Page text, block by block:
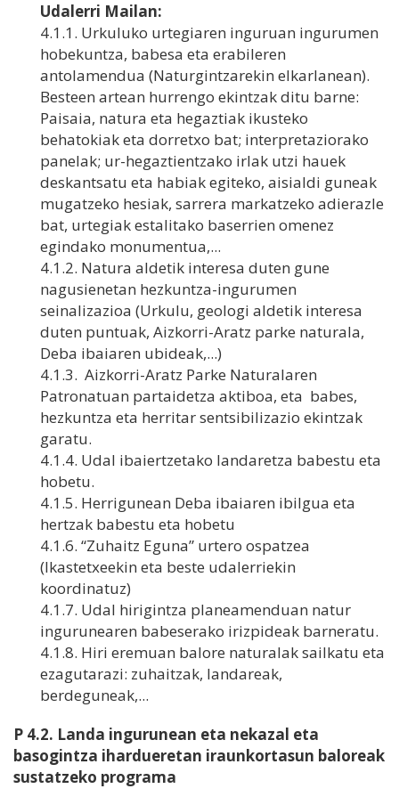
Udalerri Mailan:
4.1.1. Urkuluko urtegiaren inguruan ingurumen
hobekuntza, babesa eta erabileren
antolamendua (Naturgintzarekin elkarlanean).
Besteen artean hurrengo ekintzak ditu barne:
Paisaia, natura eta hegaztiak ikusteko
behatokiak eta dorretxo bat; interpretaziorako
panelak; ur-hegaztientzako irlak utzi hauek
deskantsatu eta habiak egiteko, aisialdi guneak
mugatzeko hesiak, sarrera markatzeko adierazle
bat, urtegiak estalitako baserrien omenez
egindako monumentua,...
4.1.2. Natura aldetik interesa duten gune
nagusienetan hezkuntza-ingurumen
seinalizazioa (Urkulu, geologi aldetik interesa
duten puntuak, Aizkorri-Aratz parke naturala,
Deba ibaiaren ubideak,...)
4.1.3. Aizkorri-Aratz Parke Naturalaren
Patronatuan partaidetza aktiboa, eta babes,
hezkuntza eta herritar sentsibilizazio ekintzak
garatu.
4.1.4. Udal ibaiertzetako landaretza babestu eta
hobetu.
4.1.5. Herrigunean Deba ibaiaren ibilgua eta
hertzak babestu eta hobetu
4.1.6. “Zuhaitz Eguna” urtero ospatzea
(Ikastetxeekin eta beste udalerriekin
koordinatuz)
4.1.7. Udal hirigintza planeamenduan natur
ingurunearen babeserako irizpideak barneratu.
4.1.8. Hiri eremuan balore naturalak sailkatu eta
ezagutarazi: zuhaitzak, landareak,
berdeguneak,...
P 4.2. Landa ingurunean eta nekazal eta
basogintza ihardueretan iraunkortasun baloreak
sustatzeko programa